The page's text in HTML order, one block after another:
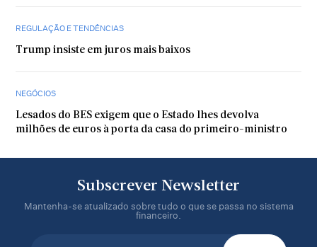
REGULAÇÃO E TENDÊNCIAS
Trump insiste em juros mais baixos
NEGÓCIOS
Lesados do BES exigem que o Estado lhes devolva
milhões de euros à porta da casa do primeiro-ministro
Subscrever Newsletter
Mantenha-se atualizado sobre tudo o que se passa no sistema
financeiro.